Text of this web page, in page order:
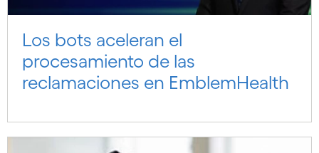
Los bots aceleran el
procesamiento de las
reclamaciones en EmblemHealth